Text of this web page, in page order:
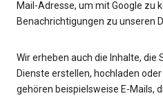
Mail-Adresse, um mit Google zu
Benachrichtigungen zu unseren
Wir erheben auch die Inhalte, die
Dienste erstellen, hochladen
gehören beispielsweise E-Mails,